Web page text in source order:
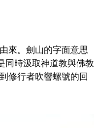
來。劍山的字面意思
同時汲取神道教與佛教
修行者吹響螺號的回